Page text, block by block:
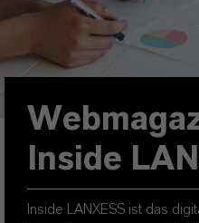
Inside
Inside LANXESS ist das